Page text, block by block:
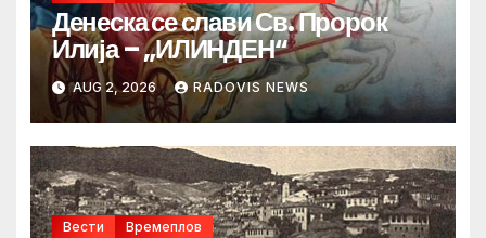
Денеска се слави Св. Пророк
Илија – „ИЛИНДЕН“
AUG 2, 2026 RADOVIS NEWS
Вести Времеплов